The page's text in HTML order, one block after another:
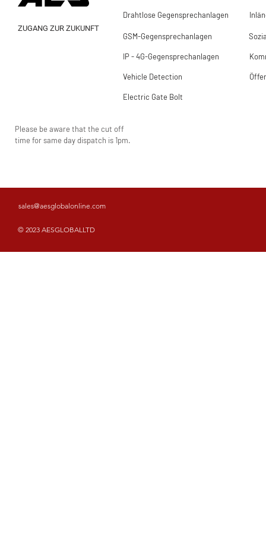
Drahtlose Gegensprechanlagen
ZUGANG ZUR ZUKUNFT
GSM-Gegensprechanlagen
IP - 4G-Gegensprechanlagen
Vehicle Detection
Electric Gate Bolt
Please be aware that the cut off
time for same day dispatch is 1pm.
sales@aesglobalonline.com
© 2023 AESGLOBALLTD